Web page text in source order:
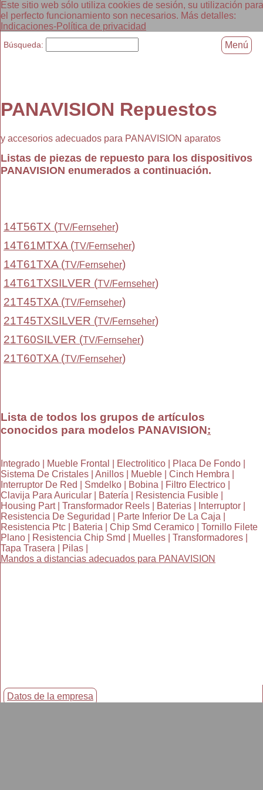
Este sitio web sólo utiliza cookies de sesión, su utilización para
el perfecto funcionamiento son necesarios. Más detalles:
Indicaciones-Política de privacidad
PANAVISION Repuestos
y accesorios adecuados para PANAVISION aparatos
Listas de piezas de repuesto para los dispositivos
PANAVISION enumerados a continuación.
14T56TX (TV/Fernseher)
14T61MTXA (TV/Fernseher)
14T61TXA (TV/Fernseher)
14T61TXSILVER (TV/Fernseher)
21T45TXA (TV/Fernseher)
21T45TXSILVER (TV/Fernseher)
21T60SILVER (TV/Fernseher)
21T60TXA (TV/Fernseher)
Lista de todos los grupos de artículos
conocidos para modelos PANAVISION:
Integrado | Mueble Frontal | Electrolitico | Placa De Fondo |
Sistema De Cristales | Anillos | Mueble | Cinch Hembra |
Interruptor De Red | Smdelko | Bobina | Filtro Electrico |
Clavija Para Auricular | Batería | Resistencia Fusible |
Housing Part | Transformador Reels | Baterias | Interruptor |
Resistencia De Seguridad | Parte Inferior De La Caja |
Resistencia Ptc | Bateria | Chip Smd Ceramico | Tornillo Filete
Plano | Resistencia Chip Smd | Muelles | Transformadores |
Tapa Trasera | Pilas |
Mandos a distancias adecuados para PANAVISION
Búsqueda: Menú
Datos de la empresa